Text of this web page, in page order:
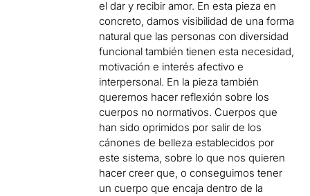
el dar y recibir amor. En esta pieza en
concreto, damos visibilidad de una forma
natural que las personas con diversidad
funcional también tienen esta necesidad,
motivación e interés afectivo e
interpersonal. En la pieza también
queremos hacer reflexión sobre los
cuerpos no normativos. Cuerpos que
han sido oprimidos por salir de los
cánones de belleza establecidos por
este sistema, sobre lo que nos quieren
hacer creer que, o conseguimos tener
un cuerpo que encaja dentro de la